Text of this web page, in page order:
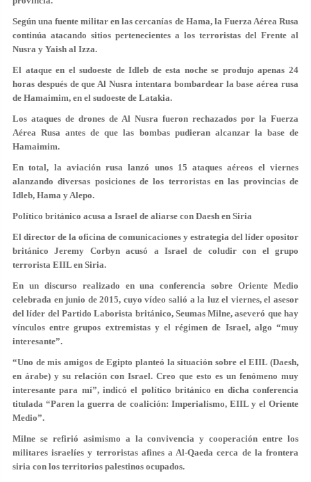
Según una fuente militar en las cercanías de Hama, la Fuerza Aérea Rusa
continúa atacando sitios pertenecientes a los terroristas del Frente al
Nusra y Yaish al Izza.
El ataque en el sudoeste de Idleb de esta noche se produjo apenas 24
horas después de que Al Nusra intentara bombardear la base aérea rusa
de Hamaimim, en el sudoeste de Latakia.
Los ataques de drones de Al Nusra fueron rechazados por la Fuerza
Aérea Rusa antes de que las bombas pudieran alcanzar la base de
Hamaimim.
En total, la aviación rusa lanzó unos 15 ataques aéreos el viernes
alanzando diversas posiciones de los terroristas en las provincias de
Idleb, Hama y Alepo.
Político británico acusa a Israel de aliarse con Daesh en Siria
El director de la oficina de comunicaciones y estrategia del líder opositor
británico Jeremy Corbyn acusó a Israel de coludir con el grupo
terrorista EIIL en Siria.
En un discurso realizado en una conferencia sobre Oriente Medio
celebrada en junio de 2015, cuyo vídeo salió a la luz el viernes, el asesor
del líder del Partido Laborista británico, Seumas Milne, aseveró que hay
vínculos entre grupos extremistas y el régimen de Israel, algo “muy
interesante”.
“Uno de mis amigos de Egipto planteó la situación sobre el EIIL (Daesh,
en árabe) y su relación con Israel. Creo que esto es un fenómeno muy
interesante para mí”, indicó el político británico en dicha conferencia
titulada “Paren la guerra de coalición: Imperialismo, EIIL y el Oriente
Medio”.
Milne se refirió asimismo a la convivencia y cooperación entre los
militares israelíes y terroristas afines a Al-Qaeda cerca de la frontera
siria con los territorios palestinos ocupados.